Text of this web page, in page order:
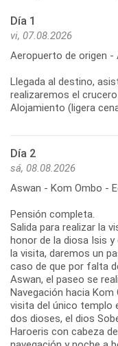
Día 1
vi, 07.08.2026
Aeropuerto de origen -
Llegada al destino,
realizaremos el crucero
Alojamiento (ligera
Día 2
sá, 08.08.2026
Aswan - Kom Ombo -
Pensión completa.
Salida para realizar la
honor de la diosa Isis y
la visita, daremos un
caso de que por falta
Aswan, el paseo se
Navegación hacia Kom
visita del único templo
dos dioses, el dios
Haroeris con cabeza